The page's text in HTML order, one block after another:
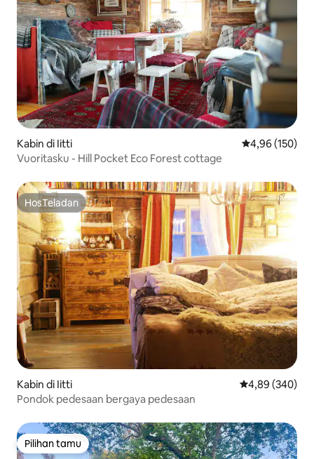
Kabin di Iitti Nilai rata-rata
4,96 (150)
Vuoritasku - Hill Pocket Eco Forest cottage
HosTeladan
HosTeladan
Kabin di Iitti Nilai rata-rata
4,89 (340)
Pondok pedesaan bergaya pedesaan
Pilihan tamu
Pilihan tamu